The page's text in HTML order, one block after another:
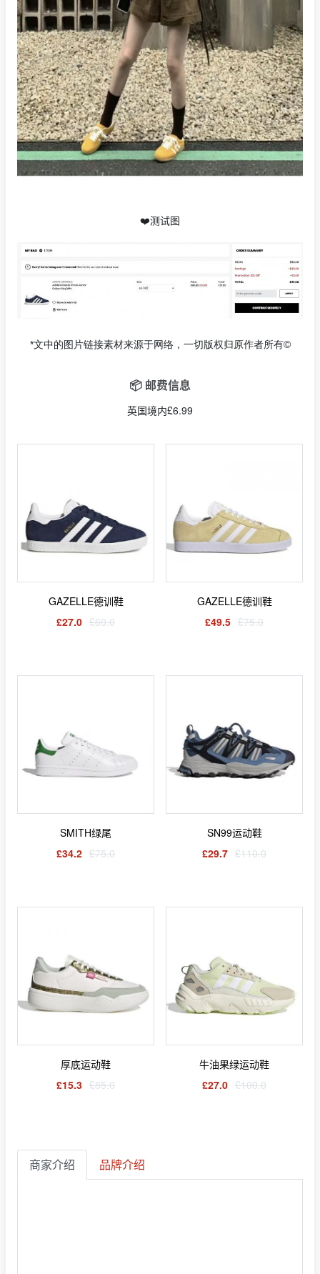
❤️测试图
*文中的图片链接素材来源于网络，一切版权归原作者所有©
📦 邮费信息
英国境内£6.99
GAZELLE德训鞋
£27.0 £60.0
GAZELLE德训鞋
£49.5 £75.0
SMITH绿尾
£34.2 £75.0
SN99运动鞋
£29.7 £110.0
厚底运动鞋
£15.3 £85.0
牛油果绿运动鞋
£27.0 £100.0
商家介绍 品牌介绍